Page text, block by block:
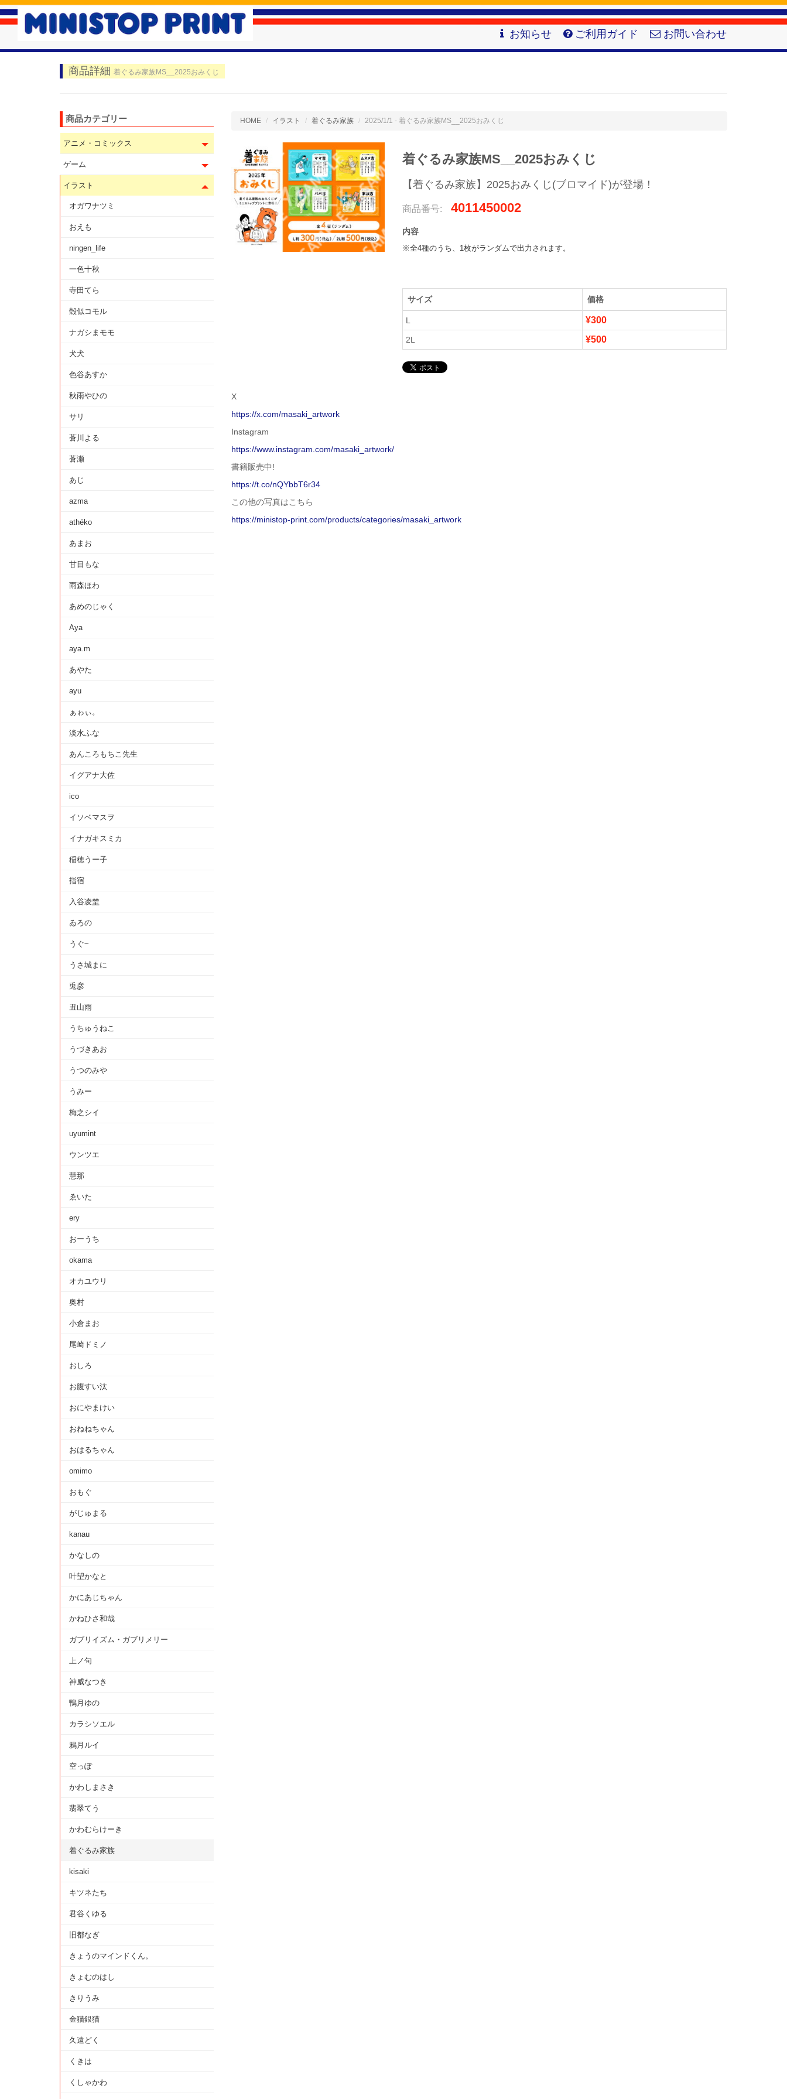
お知らせ ご利用ガイド お問い合わせ
商品詳細 着ぐるみ家族MS__2025おみくじ
HOME イラスト 着ぐるみ家族 2025/1/1 - 着ぐるみ家族MS__2025おみくじ
着ぐるみ家族MS__2025おみくじ
【着ぐるみ家族】2025おみくじ(ブロマイド)が登場！
商品番号: 4011450002
内容
※全4種のうち、1枚がランダムで出力されます。
サイズ 価格
L ¥300
2L ¥500
X
https://x.com/masaki_artwork
Instagram
https://www.instagram.com/masaki_artwork/
書籍販売中!
https://t.co/nQYbbT6r34
この他の写真はこちら
https://ministop-print.com/products/categories/masaki_artwork
商品カテゴリー
アニメ・コミックス
ゲーム
イラスト
オガワナツミ
おえも
ningen_life
一色十秋
寺田てら
殻似コモル
ナガシまモモ
犬犬
色谷あすか
秋雨やひの
サリ
蒼川よる
蒼瀬
あじ
azma
athéko
あまお
甘目もな
雨森ほわ
あめのじゃく
Aya
aya.m
あやた
ayu
ぁゎぃ。
淡水ふな
あんころもちこ先生
イグアナ大佐
ico
イソベマスヲ
イナガキスミカ
稲穂うー子
指宿
入谷凌埜
ゐろの
うぐ~
うさ城まに
兎彦
丑山雨
うちゅうねこ
うづきあお
うつのみや
うみー
梅之シイ
uyumint
ウンツエ
慧那
ゑいた
ery
おーうち
okama
オカユウリ
奥村
小倉まお
尾崎ドミノ
おしろ
お腹すい汰
おにやまけい
おねねちゃん
おはるちゃん
omimo
おもぐ
がじゅまる
kanau
かなしの
叶望かなと
かにあじちゃん
かねひさ和哉
ガブリイズム・ガブリメリー
上ノ句
神威なつき
鴨月ゆの
カラシソエル
鴉月ルイ
空っぽ
かわしまさき
翡翠てう
かわむらけーき
着ぐるみ家族
kisaki
キツネたち
君谷くゆる
旧都なぎ
きょうのマインドくん。
きょむのはし
きりうみ
金猫銀猫
久遠どく
くきは
くしゃかわ